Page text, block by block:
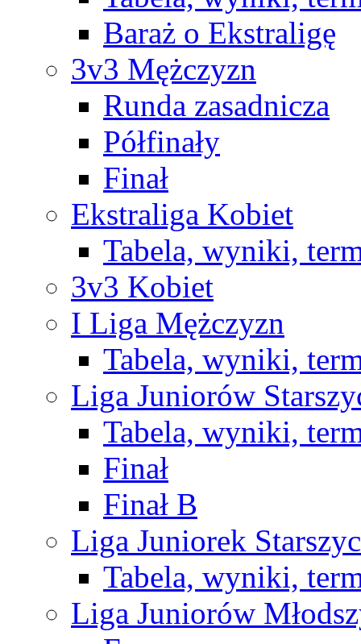
Baraż o Ekstraligę
3v3 Mężczyzn
Runda zasadnicza
Półfinały
Finał
Ekstraliga Kobiet
Tabela, wyniki,
3v3 Kobiet
I Liga Mężczyzn
Tabela, wyniki,
Liga Juniorów
Tabela, wyniki,
Finał
Finał B
Liga Juniorek
Tabela, wyniki,
Liga Juniorów